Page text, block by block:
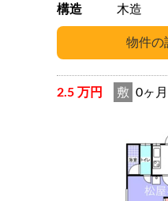
構造
木造
2.5 万円 敷 0ヶ月